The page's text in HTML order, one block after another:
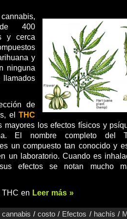
400
y cerca
y
ninguna
de
el THC
mayores los efectos físicos y
El nombre completo del
un compuesto tan conocido y
un laboratorio. Cuando es
sus efectos se notan mucho
en Leer más »
cannabis /costo / Efectos / hachís /